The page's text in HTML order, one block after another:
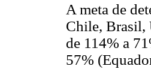
A meta de
Chile, Brasil,
de 114% a
57%